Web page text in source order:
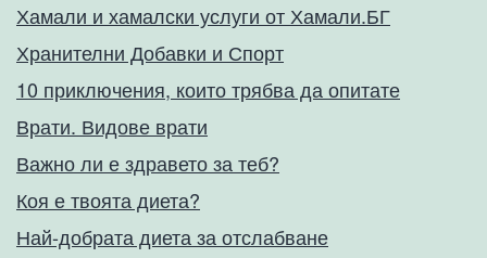
Хамали и хамалски услуги от Хамали.БГ
Хранителни Добавки и Спорт
10 приключения, които трябва да опитате
Врати. Видове врати
Важно ли е здравето за теб?
Коя е твоята диета?
Най-добрата диета за отслабване